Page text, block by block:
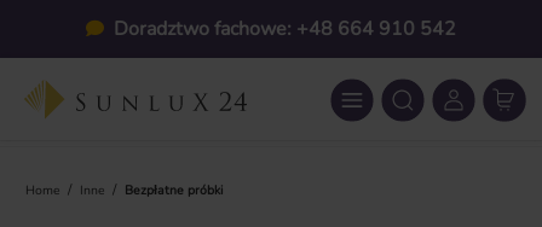
Przejdź do głównej zawartościDoradztwo fachowe: +48 664 910 542
Home / Inne / Bezpłatne próbki